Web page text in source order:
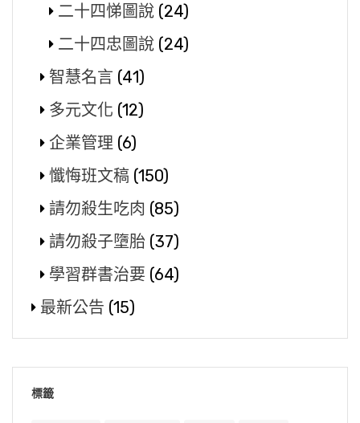
二十四悌圖說 (24)
二十四忠圖說 (24)
智慧名言 (41)
多元文化 (12)
企業管理 (6)
懺悔班文稿 (150)
請勿殺生吃肉 (85)
請勿殺子墮胎 (37)
學習群書治要 (64)
最新公告 (15)
標籤